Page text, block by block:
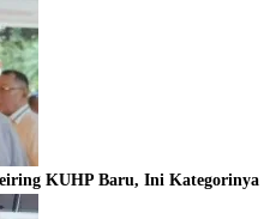
KUHP Baru, Ini Kategorinya